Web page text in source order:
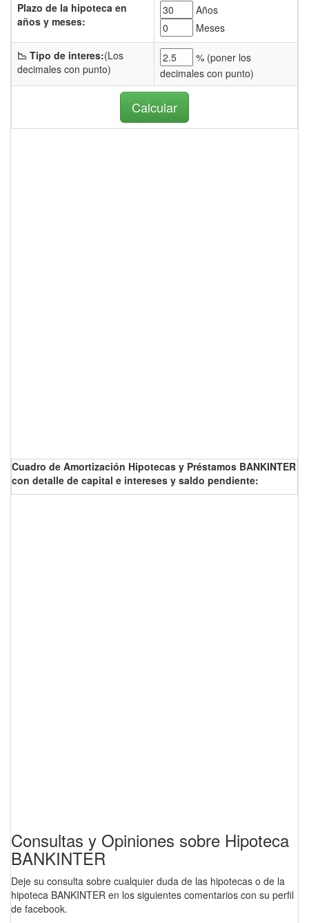
Plazo de la hipoteca en
años y meses:
Años
Meses
📉 Tipo de interes:(Los
decimales con punto)
% (poner los
decimales con punto)
Cuadro de Amortización Hipotecas y Préstamos BANKINTER
con detalle de capital e intereses y saldo pendiente:
Consultas y Opiniones sobre Hipoteca
BANKINTER
Deje su consulta sobre cualquier duda de las hipotecas o de la
hipoteca BANKINTER en los siguientes comentarios con su perfil
de facebook.